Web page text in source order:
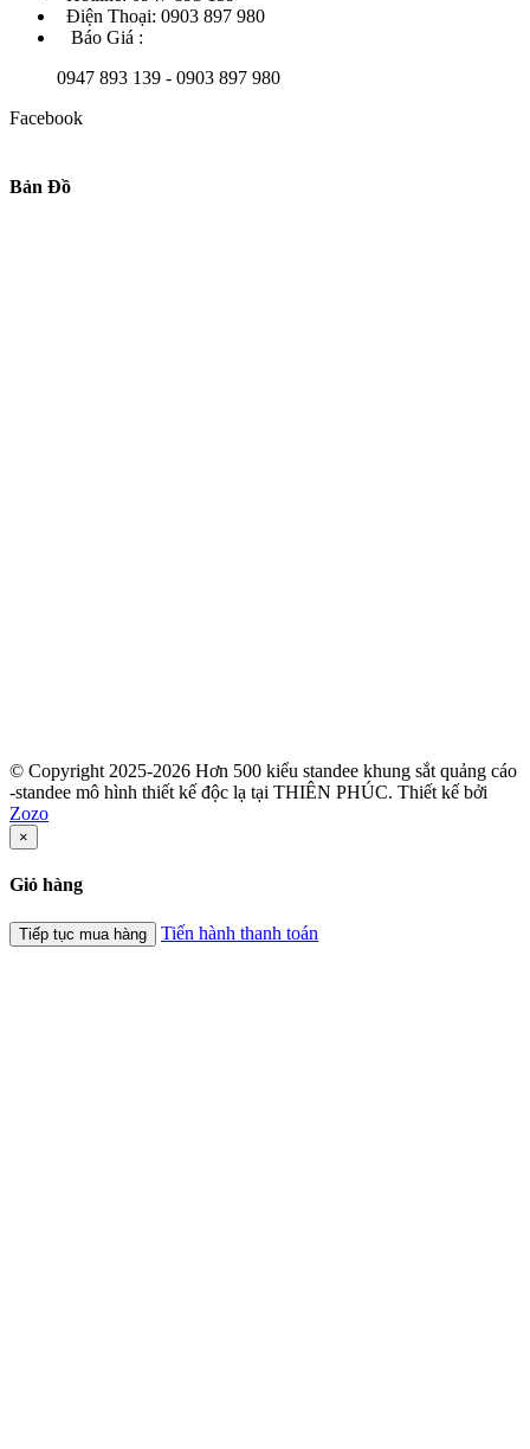
Điện Thoại: 0903 897 980
Báo Giá :
0947 893 139 - 0903 897 980
Facebook
Bản Đồ
© Copyright 2025-2026 Hơn 500 kiểu standee khung sắt quảng cáo
-standee mô hình thiết kế độc lạ tại THIÊN PHÚC. Thiết kế bởi
Zozo
×
Giỏ hàng
Tiếp tục mua hàng Tiến hành thanh toán